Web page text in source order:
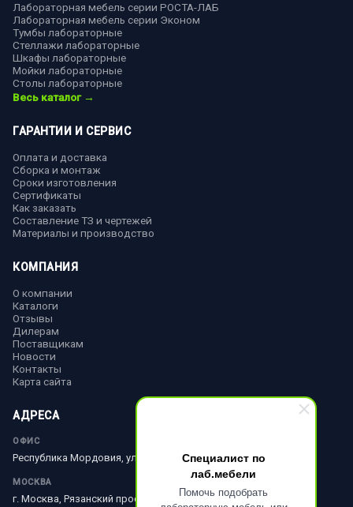
Специалист по
лаб.мебели
Помочь подобрать
Лабораторная мебель серии РОСТА-ЛАБ
Лабораторная мебель серии Эконом
Тумбы лабораторные
Стеллажи лабораторные
Шкафы лабораторные
Мойки лабораторные
Столы лабораторные
Весь каталог →
ГАРАНТИИ И СЕРВИС
Оплата и доставка
Сборка и монтаж
Сроки изготовления
Сертификаты
Как заказать
Составление ТЗ и чертежей
Материалы и производство
КОМПАНИЯ
О компании
Каталоги
Отзывы
Дилерам
Поставщикам
Новости
Контакты
Карта сайта
АДРЕСА
ОФИС
Республика Мордовия, ул. Ленина, д. 51
МОСКВА
г. Москва, Рязанский просп., д. 10, стр. 18